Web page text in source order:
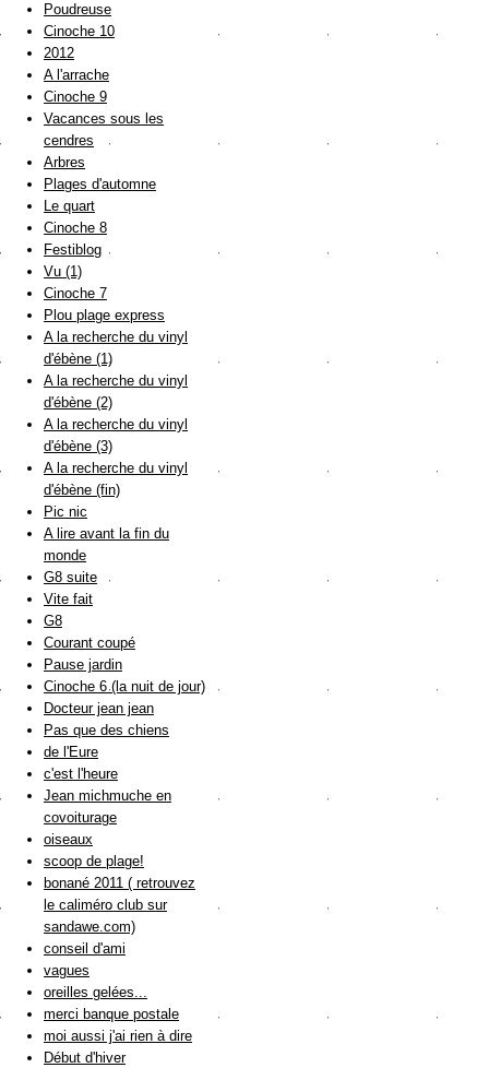
Poudreuse
Cinoche 10
2012
A l'arrache
Cinoche 9
Vacances sous les
cendres
Arbres
Plages d'automne
Le quart
Cinoche 8
Festiblog
Vu (1)
Cinoche 7
Plou plage express
A la recherche du vinyl
d'ébène (1)
A la recherche du vinyl
d'ébène (2)
A la recherche du vinyl
d'ébène (3)
A la recherche du vinyl
d'ébène (fin)
Pic nic
A lire avant la fin du
monde
G8 suite
Vite fait
G8
Courant coupé
Pause jardin
Cinoche 6 (la nuit de jour)
Docteur jean jean
Pas que des chiens
de l'Eure
c'est l'heure
Jean michmuche en
covoiturage
oiseaux
scoop de plage!
bonané 2011 ( retrouvez
le caliméro club sur
sandawe.com)
conseil d'ami
vagues
oreilles gelées...
merci banque postale
moi aussi j'ai rien à dire
Début d'hiver